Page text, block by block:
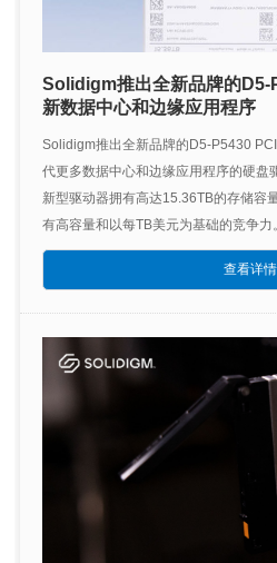
Solidigm推出全新品牌的D5-
新数据中心和边缘应用程序
Solidigm推出全新品牌的D5-P5430
代更多数据中心和边缘应用程序的硬盘
新型驱动器拥有高达15.36TB的存储容
有高容量和以每TB美元为基础的竞争力
查看详情